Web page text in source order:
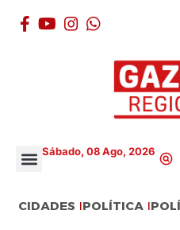
Sábado, 08 Ago, 2026
CIDADES POLÍTICA